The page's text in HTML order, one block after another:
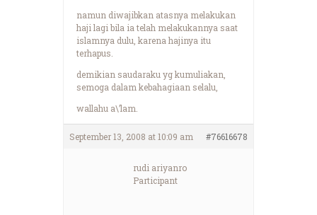
namun diwajibkan atasnya melakukan
haji lagi bila ia telah melakukannya saat
islamnya dulu, karena hajinya itu
terhapus.
demikian saudaraku yg kumuliakan,
semoga dalam kebahagiaan selalu,
wallahu a\’lam.
September 13, 2008 at 10:09 am #76616678
rudi ariyanro
Participant